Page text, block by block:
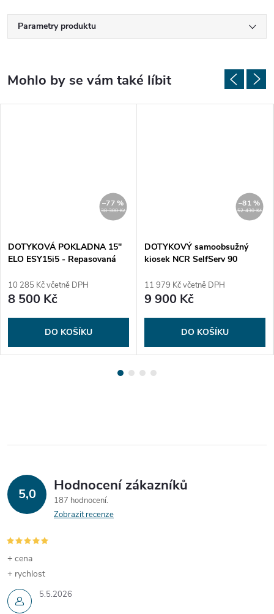
Parametry produktu
38 300 Kč
–77 %
DOTYKOVÁ POKLADNA 15"
ELO ESY15i5 - Repasovaná
10 285 Kč včetně DPH
8 500 Kč
DO KOŠÍKU
52 430 Kč
–81 %
DOTYKOVÝ samoobsužný
kiosek NCR SelfServ 90
11 979 Kč včetně DPH
9 900 Kč
DO KOŠÍKU
5,0 Hodnocení zákazníků
187 hodnocení
Zobrazit recenze
5.5.2026
+ cena
+ rychlost